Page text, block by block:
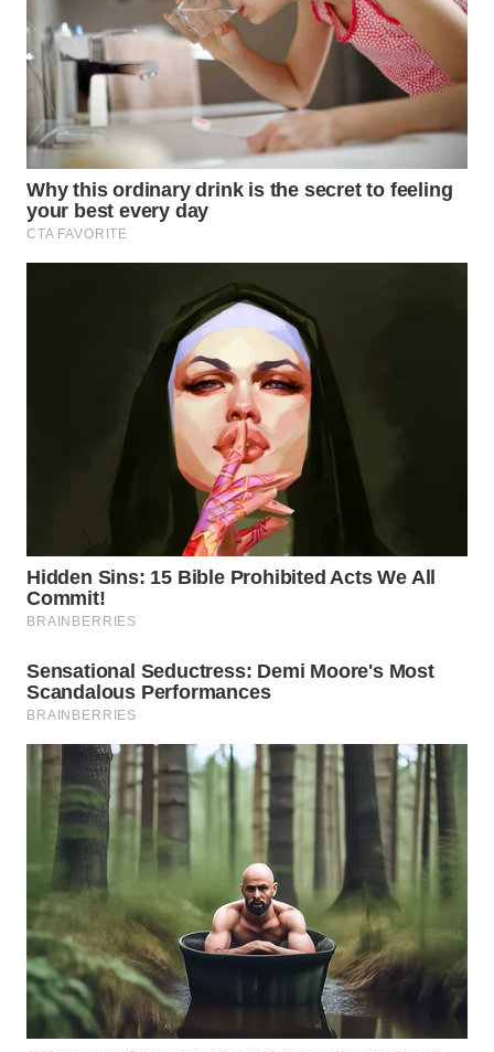
WAHANA
INFRASTRUKTUR
WAHANA
KONSUMEN
WAHANA
CO ID
WAHANANEWS
WAHANA
WAHANA
UMKM
WAHANA
SELEB
WAHANA
PERSONA
WAHANA